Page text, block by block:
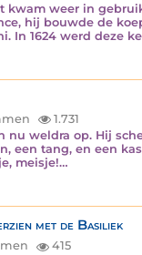
kwam weer in
hij bouwde de
In 1624 werd deze
1.731
nu weldra op. Hij
een tang, en een
meisje!…
met de Basiliek
415